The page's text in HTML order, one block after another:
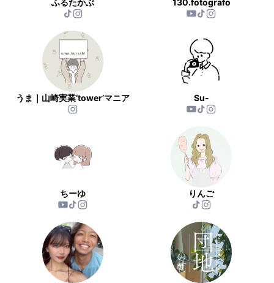
ふるたかぶ 130.fotografo
うま｜山崎実業‘tower’マニア Su-
ちーゆ りんご